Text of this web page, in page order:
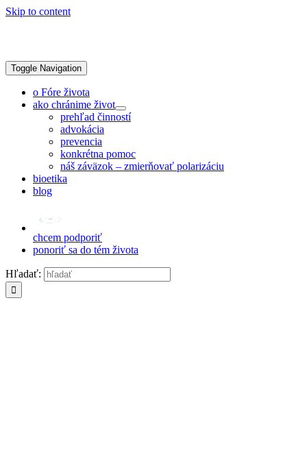
Skip to content
Toggle Navigation
o Fóre života
ako chránime život
prehľad činností
advokácia
prevencia
konkrétna pomoc
náš záväzok – zmierňovať polarizáciu
bioetika
blog
chcem podporiť
ponoriť sa do tém života
Hľadať: